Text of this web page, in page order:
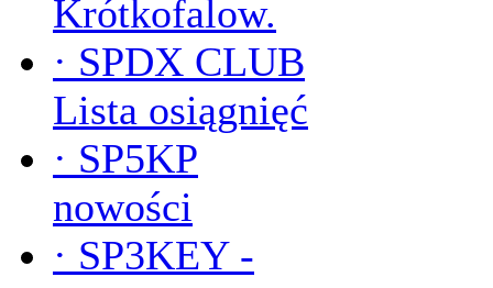
Krótkofalow.
· SPDX CLUB
Lista osiągnięć
· SP5KP
nowości
· SP3KEY -